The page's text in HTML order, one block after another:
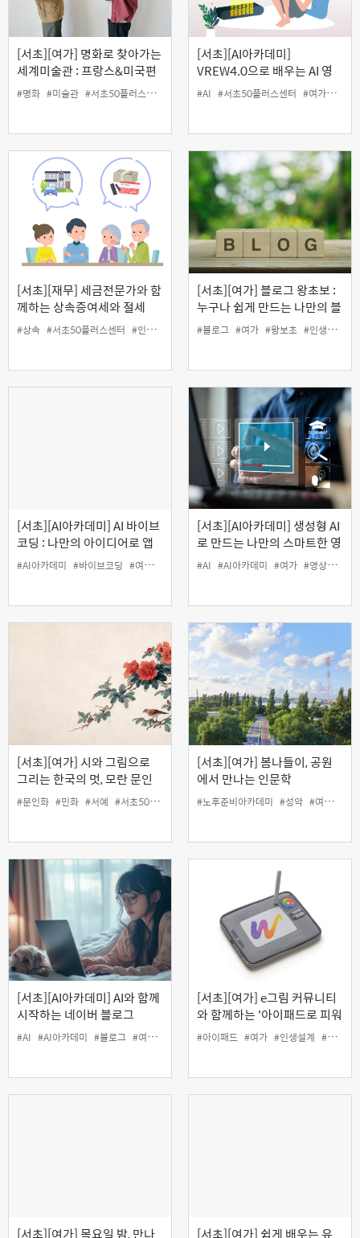
[서초][여가] 명화로 찾아가는
세계미술관 : 프랑스&미국편
#명화 #미술관 #서초50플러스센터 #인생설계
[서초][AI아카데미]
VREW4.0으로 배우는 AI 영
상 제작하기
#AI #서초50플러스센터 #여가 #영상
[서초][재무] 세금전문가와 함
께하는 상속증여세와 절세
Tip
#상속 #서초50플러스센터 #인생설계 #재무 #증여
[서초][여가] 블로그 왕초보 :
누구나 쉽게 만드는 나만의 블
로그
#블로그 #여가 #왕보초 #인생설계
[서초][AI아카데미] AI 바이브
코딩 : 나만의 아이디어로 앱
만들기
#AI아카데미 #바이브코딩 #여가 #인생설계 #코딩
[서초][AI아카데미] 생성형 AI
로 만드는 나만의 스마트한 영
상편집
#AI #AI아카데미 #여가 #영상 #인생
[서초][여가] 시와 그림으로
그리는 한국의 멋, 모란 문인
화 기초
#문인화 #민화 #서예 #서초50플러스센터 #여가 #인생설계
[서초][여가] 봄나들이, 공원
에서 만나는 인문학
#노후준비아카데미 #성악 #여가
[서초][AI아카데미] AI와 함께
시작하는 네이버 블로그
#AI #AI아카데미 #블로그 #여가 #인생설계
[서초][여가] e그림 커뮤니티
와 함께하는 '아이패드로 피워
내는 나만의 탄생화 그리기'
#아이패드 #여가 #인생설계 #커뮤니티
[서초][여가] 목요일 밤, 만나
[서초][여가] 쉽게 배우는 유